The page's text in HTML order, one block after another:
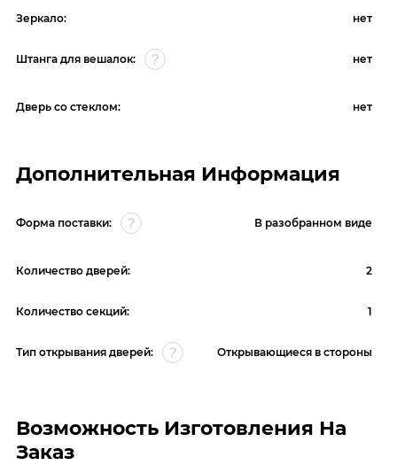
Зеркало: нет
Штанга для вешалок: нет
Дверь со стеклом: нет
Дополнительная Информация
Форма поставки: В разобранном виде
Количество дверей: 2
Количество секций: 1
Тип открывания дверей: Открывающиеся в стороны
Возможность Изготовления На
Заказ